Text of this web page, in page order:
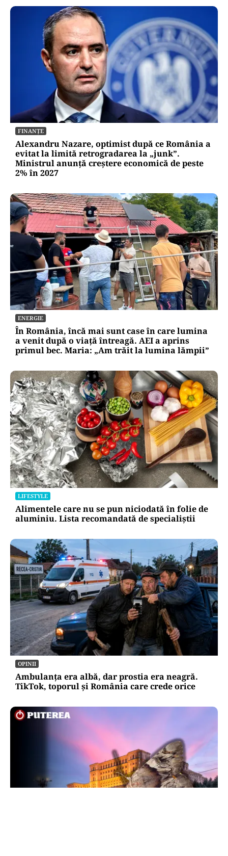
FINANȚE
Alexandru Nazare, optimist după ce România a
evitat la limită retrogradarea la „junk”.
Ministrul anunță creștere economică de peste
2% în 2027
ENERGIE
În România, încă mai sunt case în care lumina
a venit după o viață întreagă. AEI a aprins
primul bec. Maria: „Am trăit la lumina lămpii”
LIFESTYLE
Alimentele care nu se pun niciodată în folie de
aluminiu. Lista recomandată de specialiștii
OPINII
Ambulanța era albă, dar prostia era neagră.
TikTok, toporul și România care crede orice